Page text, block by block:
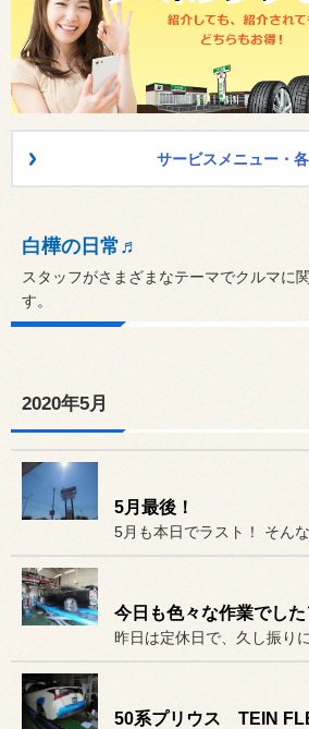
サービスメニュー・
白樺の日常♬
スタッフがさまざまなテーマでクルマに
す。
2020年5月
5月最後！
今日も色々な作業でし